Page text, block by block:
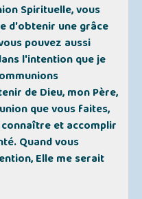
Spirituelle, vous
d'obtenir une grâce
pouvez aussi
l'intention que je
de Dieu, mon Père,
que vous faites,
et accomplir
Quand vous
Elle me serait